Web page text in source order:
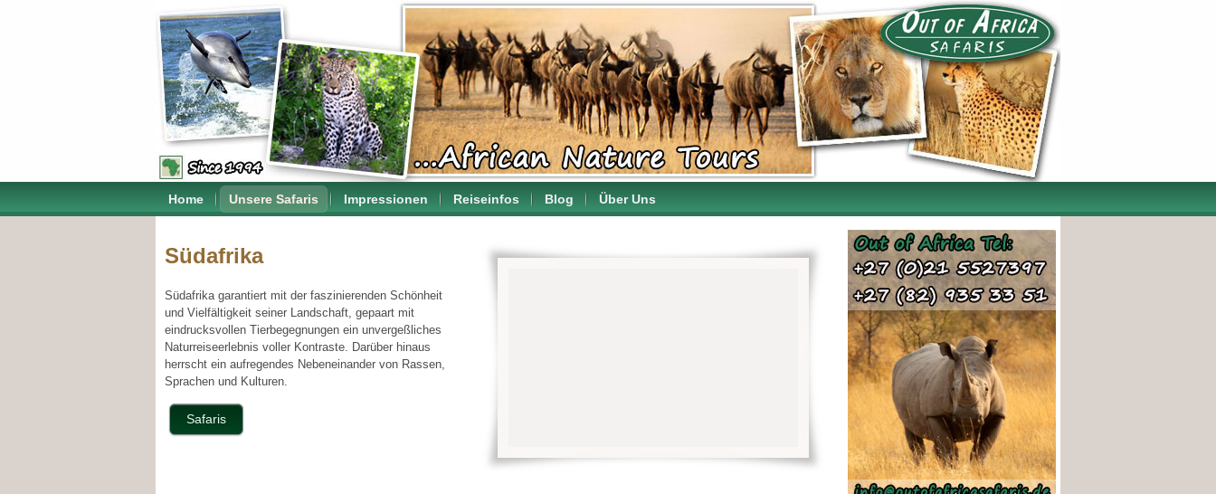
Home Unsere Safaris Impressionen Reiseinfos Blog Über Uns
Südafrika
Südafrika garantiert mit der faszinierenden Schönheit
und Vielfältigkeit seiner Landschaft, gepaart mit
eindrucksvollen Tierbegegnungen ein unvergeßliches
Naturreiseerlebnis voller Kontraste. Darüber hinaus
herrscht ein aufregendes Nebeneinander von Rassen,
Sprachen und Kulturen.
Safaris